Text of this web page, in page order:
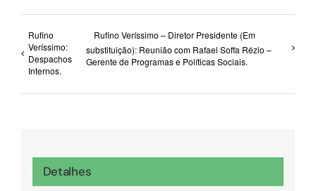
Rufino
Veríssimo:
Despachos
Internos.
Rufino Veríssimo – Diretor Presidente (Em
substituição): Reunião com Rafael Soffa Rézio –
Gerente de Programas e Políticas Sociais.
Detalhes